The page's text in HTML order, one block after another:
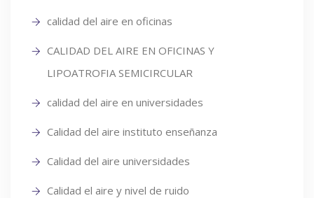
calidad del aire en oficinas
CALIDAD DEL AIRE EN OFICINAS Y
LIPOATROFIA SEMICIRCULAR
calidad del aire en universidades
Calidad del aire instituto enseñanza
Calidad del aire universidades
Calidad el aire y nivel de ruido